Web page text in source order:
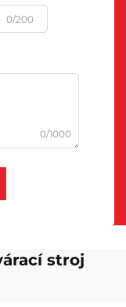
0/200
0/1000
stroj